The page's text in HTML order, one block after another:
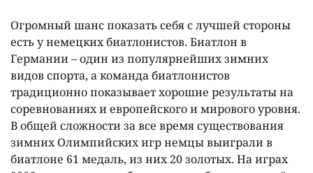
Огромный шанс показать себя с лучшей стороны
есть у немецких биатлонистов. Биатлон в
Германии – один из популярнейших зимних
видов спорта, а команда биатлонистов
традиционно показывает хорошие результаты на
соревнованиях и европейского и мирового уровня.
В общей сложности за все время существования
зимних Олимпийских игр немцы выиграли в
биатлоне 61 медаль, из них 20 золотых. На играх